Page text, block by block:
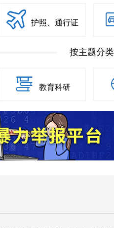
护照、通行证
按主题分类
教育科研